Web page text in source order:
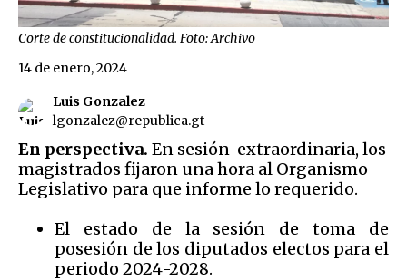
Corte de constitucionalidad. Foto: Archivo
Luis Gonzalez
lgonzalez@republica.gt
14 de enero, 2024
En perspectiva. En sesión extraordinaria, los
magistrados fijaron una hora al Organismo
Legislativo para que informe lo requerido.
El estado de la sesión de toma de
posesión de los diputados electos para el
periodo 2024-2028.